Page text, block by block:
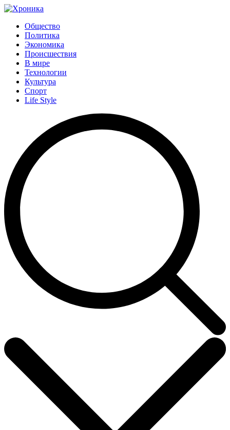
Общество
Политика
Экономика
Происшествия
В мире
Технологии
Культура
Спорт
Life Style